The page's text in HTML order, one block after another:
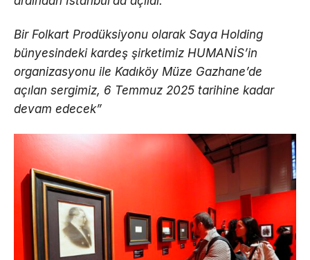
Bir Folkart Prodüksiyonu olarak Saya Holding
bünyesindeki kardeş şirketimiz HUMANİS’in
organizasyonu ile Kadıköy Müze Gazhane’de
açılan sergimiz, 6 Temmuz 2025 tarihine kadar
devam edecek”